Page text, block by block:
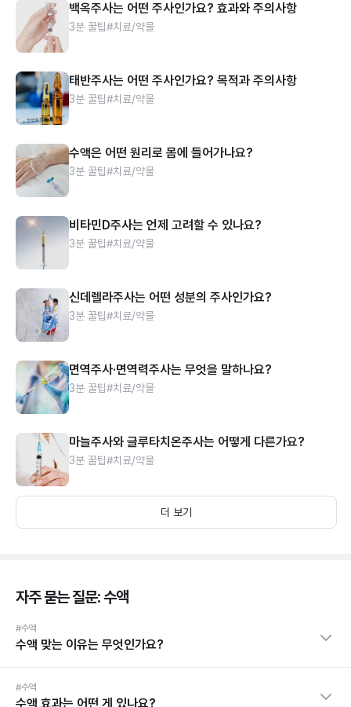
백옥주사는 어떤 주사인가요? 효과와 주의사항
3분 꿀팁#치료/약물
태반주사는 어떤 주사인가요? 목적과 주의사항
3분 꿀팁#치료/약물
수액은 어떤 원리로 몸에 들어가나요?
3분 꿀팁#치료/약물
비타민D주사는 언제 고려할 수 있나요?
3분 꿀팁#치료/약물
신데렐라주사는 어떤 성분의 주사인가요?
3분 꿀팁#치료/약물
면역주사·면역력주사는 무엇을 말하나요?
3분 꿀팁#치료/약물
마늘주사와 글루타치온주사는 어떻게 다른가요?
3분 꿀팁#치료/약물
더 보기
자주 묻는 질문: 수액
#수액
수액 맞는 이유는 무엇인가요?
#수액
수액 효과는 어떤 게 있나요?